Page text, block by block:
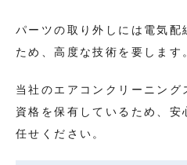
パーツの取り外しには電気配
ため、高度な技術を要します
当社のエアコンクリーニング
資格を保有しているため、安
任せください。